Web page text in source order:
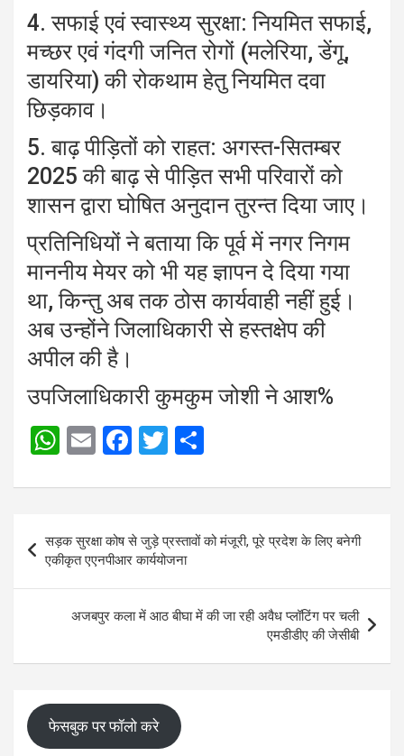
4. सफाई एवं स्वास्थ्य सुरक्षा: नियमित सफाई,
मच्छर एवं गंदगी जनित रोगों (मलेरिया, डेंगू,
डायरिया) की रोकथाम हेतु नियमित दवा
छिड़काव।
5. बाढ़ पीड़ितों को राहत: अगस्त-सितम्बर
2025 की बाढ़ से पीड़ित सभी परिवारों को
शासन द्वारा घोषित अनुदान तुरन्त दिया जाए।
प्रतिनिधियों ने बताया कि पूर्व में नगर निगम
माननीय मेयर को भी यह ज्ञापन दे दिया गया
था, किन्तु अब तक ठोस कार्यवाही नहीं हुई।
अब उन्होंने जिलाधिकारी से हस्तक्षेप की
अपील की है।
उपजिलाधिकारी कुमकुम जोशी ने आश%
W
at
A
p
p
E
ail
F
ce
b
o
o
k
T
tt ar
e
navigation
सड़क सुरक्षा कोष से जुड़े प्रस्तावों को मंजूरी, पूरे प्रदेश के लिए बनेगी
एकीकृत एएनपीआर कार्ययोजना
अजबपुर कला में आठ बीघा में की जा रही अवैध प्लॉटिंग पर चली
एमडीडीए की जेसीबी
फेसबुक पर फॉलो करे